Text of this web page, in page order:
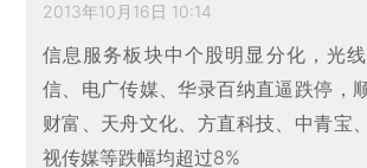
2013年10月16日 10:14
信息服务板块中个股明显分化，光
信、电广传媒、华录百纳直逼跌停，
财富、天舟文化、方直科技、中青宝
视传媒等跌幅均超过8%